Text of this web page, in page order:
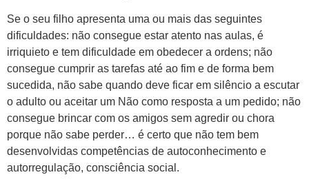
Se o seu filho apresenta uma ou mais das seguintes
dificuldades: não consegue estar atento nas aulas, é
irriquieto e tem dificuldade em obedecer a ordens; não
consegue cumprir as tarefas até ao fim e de forma bem
sucedida, não sabe quando deve ficar em silêncio a escutar
o adulto ou aceitar um Não como resposta a um pedido; não
consegue brincar com os amigos sem agredir ou chora
porque não sabe perder… é certo que não tem bem
desenvolvidas competências de autoconhecimento e
autorregulação, consciência social.